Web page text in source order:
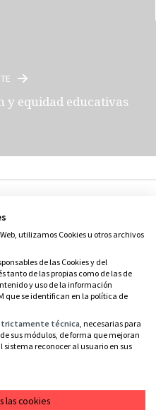
y equidad educativas
SM
de uso
privacidad
cookies
utilizamos Cookies u otros archivos
de las Cookies y del
tanto de las propias como de las de
y uso de la información
que se identifican en la política de
técnica, necesarias para
sus módulos, de forma que mejoran
reconocer al usuario en sus
las cookies